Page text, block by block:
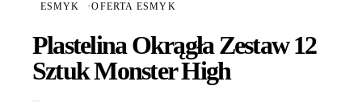
ESMYK ·OFERTA ESMYK
Plastelina Okrągła Zestaw 12
Sztuk Monster High